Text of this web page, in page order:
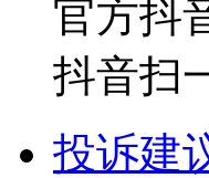
官方抖
抖音扫
投诉建